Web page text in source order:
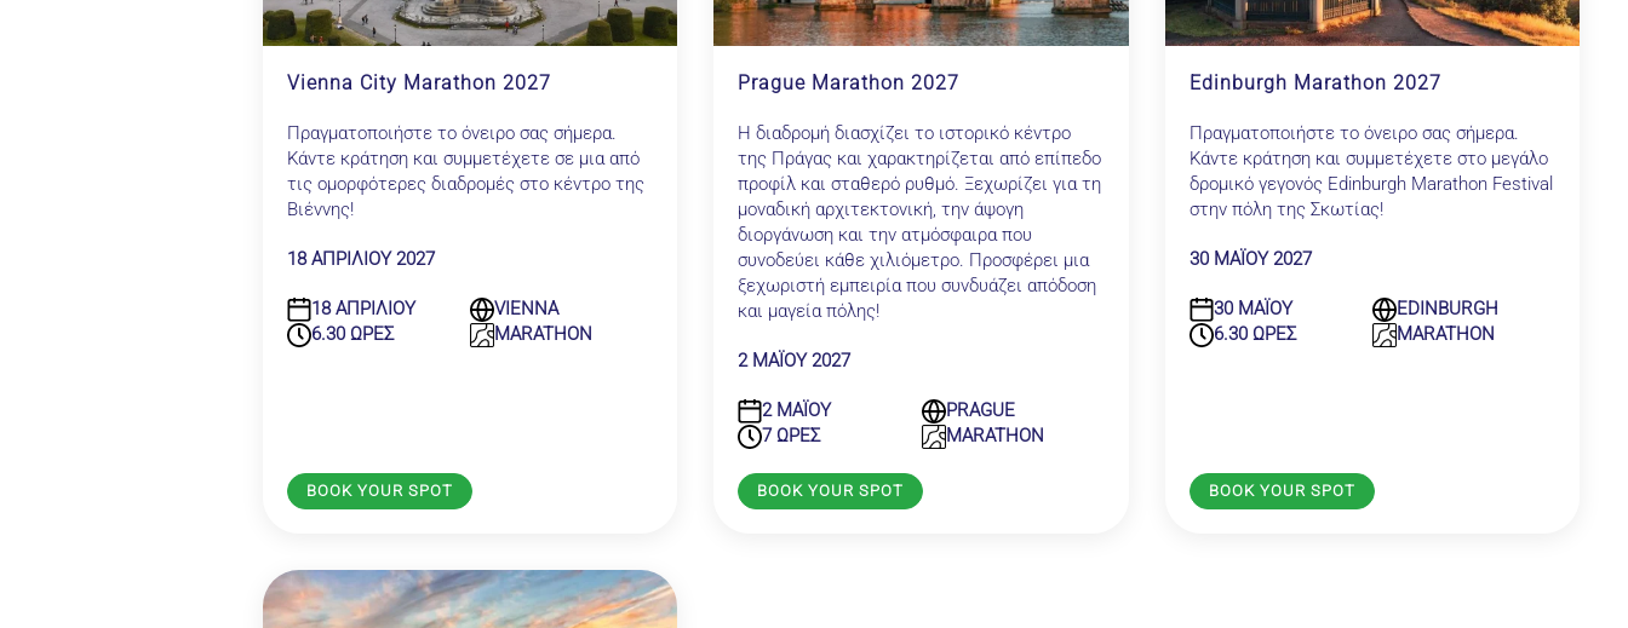
Vienna City Marathon 2027
Πραγματοποιήστε το όνειρο σας σήμερα.
Κάντε κράτηση και συμμετέχετε σε μια από
τις ομορφότερες διαδρομές στο κέντρο της
Βιέννης!
18 ΑΠΡΙΛΙΟΥ 2027
18 ΑΠΡΙΛΙΟΥ
VIENNA
6.30 ΩΡΕΣ
MARATHON
BOOK YOUR SPOT
Prague Marathon 2027
Η διαδρομή διασχίζει το ιστορικό κέντρο
της Πράγας και χαρακτηρίζεται από επίπεδο
προφίλ και σταθερό ρυθμό. Ξεχωρίζει για τη
μοναδική αρχιτεκτονική, την άψογη
διοργάνωση και την ατμόσφαιρα που
συνοδεύει κάθε χιλιόμετρο. Προσφέρει μια
ξεχωριστή εμπειρία που συνδυάζει απόδοση
και μαγεία πόλης!
2 ΜΑΪΟΥ 2027
2 ΜΑΪΟΥ
PRAGUE
7 ΩΡΕΣ
MARATHON
BOOK YOUR SPOT
Edinburgh Marathon 2027
Πραγματοποιήστε το όνειρο σας σήμερα.
Κάντε κράτηση και συμμετέχετε στο μεγάλο
δρομικό γεγονός Edinburgh Marathon Festival
στην πόλη της Σκωτίας!
30 ΜΑΪΟΥ 2027
30 ΜΑΪΟΥ
EDINBURGH
6.30 ΩΡΕΣ
MARATHON
BOOK YOUR SPOT